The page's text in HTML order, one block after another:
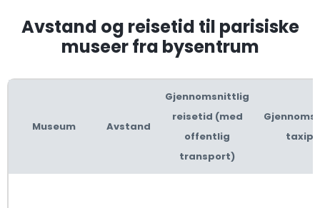
Avstand og reisetid til parisiske
museer fra bysentrum
Museum Avstand
Gjennomsnittlig
reisetid (med
offentlig
transport)